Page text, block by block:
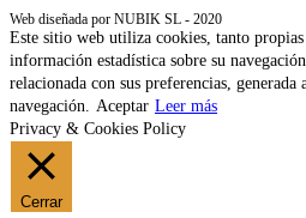
Web diseñada por NUBIK SL - 2020
Este sitio web utiliza cookies, tanto
información estadística sobre su
relacionada con sus preferencias, generada
navegación.
Aceptar Leer más
Privacy & Cookies Policy
Cerrar